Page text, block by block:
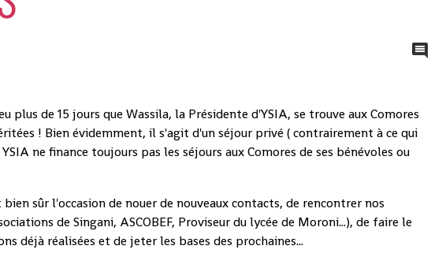
plus de 15 jours que Wassila, la Présidente d'YSIA, se trouve aux Comores
! Bien évidemment, il s'agit d'un séjour privé ( contrairement à ce qui
ne finance toujours pas les séjours aux Comores de ses bénévoles ou
sûr l'occasion de nouer de nouveaux contacts, de rencontrer nos
de Singani, ASCOBEF, Proviseur du lycée de Moroni...), de faire le
déjà réalisées et de jeter les bases des prochaines...